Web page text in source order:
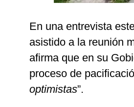
En una entrevista
asistido a la reunión
afirma que en su
proceso de
optimistas”.